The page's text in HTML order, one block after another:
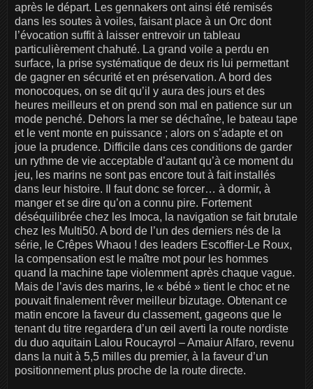
après le départ. Les gennakers ont ainsi été remisés
dans les soutes à voiles, faisant place à un Orc dont
l’évocation suffit à laisser entrevoir un tableau
particulièrement chahuté. La grand voile a perdu en
surface, la prise systématique de deux ris lui permettant
de gagner en sécurité et en préservation. A bord des
monocoques, on se dit qu’il y aura des jours et des
heures meilleurs et on prend son mal en patience sur un
mode penché. Dehors la mer se déchaîne, le bateau tape
et le vent monte en puissance ; alors on s’adapte et on
joue la prudence. Difficile dans ces conditions de garder
un rythme de vie acceptable d’autant qu’à ce moment du
jeu, les marins ne sont pas encore tout à fait installés
dans leur histoire. Il faut donc se forcer… à dormir, à
manger et se dire qu’on a connu pire. Fortement
déséquilibrée chez les Imoca, la navigation se fait brutale
chez les Multi50. A bord de l’un des derniers nés de la
série, le Crêpes Whaou ! des leaders Escoffier-Le Roux,
la compensation est le maître mot pour les hommes
quand la machine tape violemment après chaque vague.
Mais de l’avis des marins, le « bébé » tient le choc et ne
pouvait finalement rêver meilleur bizutage. Obtenant ce
matin encore la faveur du classement, gageons que le
tenant du titre regardera d’un œil averti la route nordiste
du duo aquitain Lalou Roucayrol – Amaiur Alfaro, revenu
dans la nuit à 5,5 milles du premier, à la faveur d’un
positionnement plus proche de la route directe.